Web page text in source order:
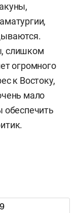
слишком
огромного
к Востоку,
мало
обеспечить
9